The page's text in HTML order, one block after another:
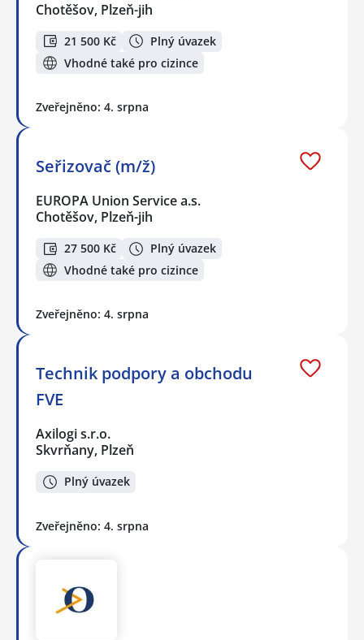
Chotěšov, Plzeň-jih
21 500 Kč
Plný úvazek
Vhodné také pro cizince
Zveřejněno: 4. srpna
Seřizovač (m/ž)
EUROPA Union Service a.s.
Chotěšov, Plzeň-jih
27 500 Kč
Plný úvazek
Vhodné také pro cizince
Zveřejněno: 4. srpna
Technik podpory a obchodu
FVE
Axilogi s.r.o.
Skvrňany, Plzeň
Plný úvazek
Zveřejněno: 4. srpna